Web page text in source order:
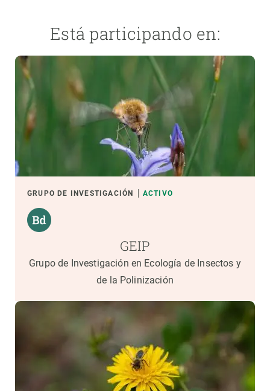
Está participando en:
GRUPO DE INVESTIGACIÓN ACTIVO
GEIP
Grupo de Investigación en Ecología de Insectos y
de la Polinización